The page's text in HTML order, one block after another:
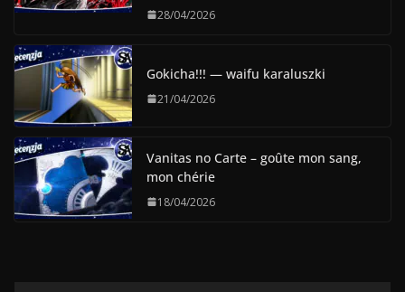
28/04/2026
Gokicha!!! — waifu karaluszki
21/04/2026
Vanitas no Carte – goûte mon sang,
mon chérie
18/04/2026